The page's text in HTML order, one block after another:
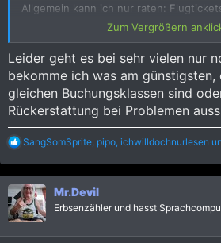
Allgemein kann ich nur raten:
direkt bei der Airline buchen oder in
Travel Agent des Vertrauens. Klar, in
normale Buchung bei einem OTA durch.
auftreten, sind das immer diese
die Direktbuchungen. Und selbst wenn,
dann helfen. Versuch mal an Gotogate
etwas verbockt haben.
Zum Vergrößern
Leider geht es bei sehr vielen nur
bekomme ich was am günstigsten,
gleichen Buchungsklassen sind
Rückerstattung bei Problemen
R
a
k
t
i
o
SangSomSprite pipo ichwilldochnurlesen
Mr.Devil
Erbsenzähler und hasst